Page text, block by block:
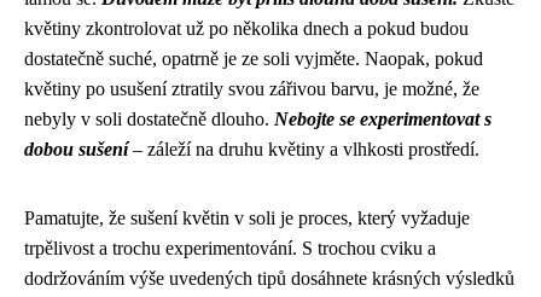
květiny zkontrolovat už po několika dnech a pokud budou
dostatečně suché, opatrně je ze soli vyjměte. Naopak, pokud
květiny po usušení ztratily svou zářivou barvu, je možné, že
nebyly v soli dostatečně dlouho. Nebojte se experimentovat s
dobou sušení– záleží na druhu květiny a vlhkosti prostředí.
Pamatujte, že sušení květin v soli je proces, který vyžaduje
trpělivost a trochu experimentování. S trochou cviku a
dodržováním výše uvedených tipů dosáhnete krásných výsledků